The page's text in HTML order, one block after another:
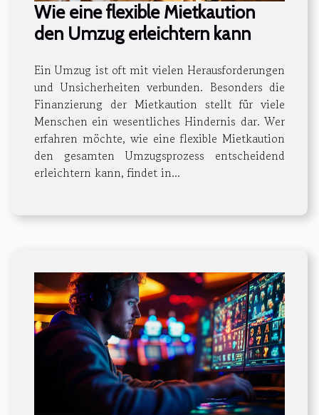
Wie eine flexible Mietkaution
den Umzug erleichtern kann
Ein Umzug ist oft mit vielen Herausforderungen
und Unsicherheiten verbunden. Besonders die
Finanzierung der Mietkaution stellt für viele
Menschen ein wesentliches Hindernis dar. Wer
erfahren möchte, wie eine flexible Mietkaution
den gesamten Umzugsprozess entscheidend
erleichtern kann, findet in...